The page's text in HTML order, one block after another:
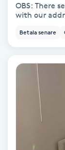
Hudvård
Hyaluronsyra
Hyperhidros
OBS: There
with our
Betala senare